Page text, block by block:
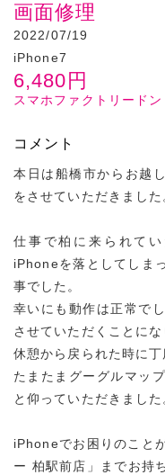
画面修理
2022/07/19
iPhone7
6,480 円
スマホファクトリード
コメント
本日は船橋市からお越
をさせていただきました
仕事で柏に来られて
iPhoneを落としてしま
事でした。
幸いにも動作は正常で
させていただくことにな
休憩から戻られた時に
たまたまグーグルマッ
と仰っていただきました
iPhoneでお困りのこと
ー 柏駅前店」までお持